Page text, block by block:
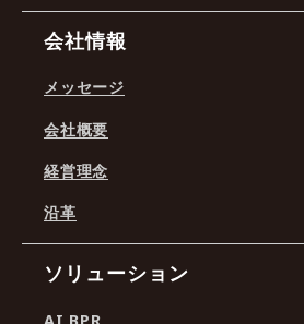
会社情報
メッセージ
会社概要
経営理念
沿革
ソリューション